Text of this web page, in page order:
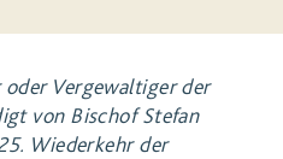
Vergewaltiger der
von Bischof Stefan
Wiederkehr der